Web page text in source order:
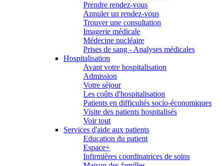
Prendre rendez-vous
Annuler un rendez-vous
Trouver une consultation
Imagerie médicale
Médecine nucléaire
Prises de sang - Analyses médicales
Hospitalisation
Avant votre hospitalisation
Admission
Votre séjour
Les coûts d'hospitalisation
Patients en difficultés socio-économiques
Visite des patients hospitalisés
Voir tout
Services d'aide aux patients
Education du patient
Espace+
Infirmières coordinatrices de soins